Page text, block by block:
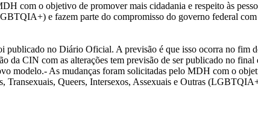
com o objetivo de promover mais cidadania e respeito às
e fazem parte do compromisso do governo federal
publicado no Diário Oficial. A previsão é que isso ocorra no fim
da CIN com as alterações tem previsão de ser publicado no
modelo.- As mudanças foram solicitadas pelo MDH com o
Transexuais, Queers, Intersexos, Assexuais e Outras